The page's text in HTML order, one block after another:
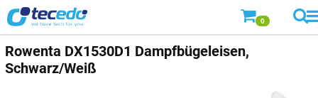
0
Rowenta DX1530D1 Dampfbügeleisen,
Schwarz/Weiß